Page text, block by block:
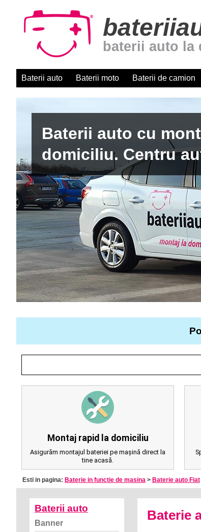
baterii auto la
Baterii auto Baterii moto Baterii de camion
Baterii auto cu
domiciliu. Centru
Montaj rapid la domiciliu
Asigurăm montajul bateriei pe mașină direct la
tine acasă.
Esti in pagina: Baterie in functie de masina > Baterie auto Fiat
Baterie
Baterii auto
Banner